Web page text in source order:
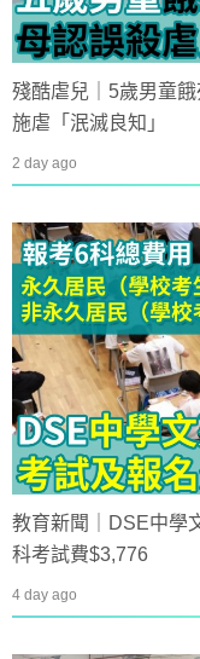
殘酷虐兒｜5歲男童
施虐「泯滅良知」
2 day ago
教育新聞｜DSE中
科考試費$3,776
4 day ago